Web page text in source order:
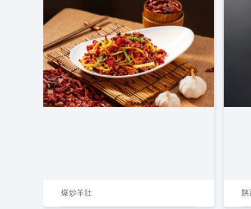
爆炒羊肚